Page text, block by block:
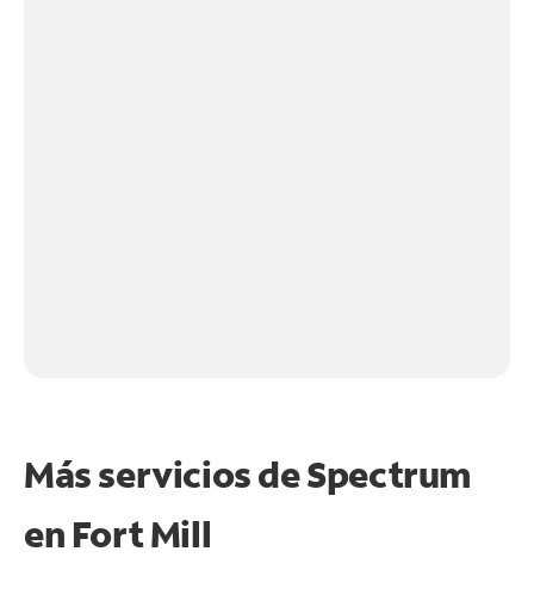
Más servicios de Spectrum
en Fort Mill